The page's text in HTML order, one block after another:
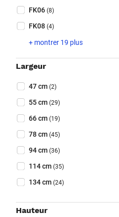
FK06 (8)
FK08 (4)
+ montrer 19 plus
Largeur
Largeur (Optionnel)
47 cm (2)
55 cm (29)
66 cm (19)
78 cm (45)
94 cm (36)
114 cm (35)
134 cm (24)
Hauteur